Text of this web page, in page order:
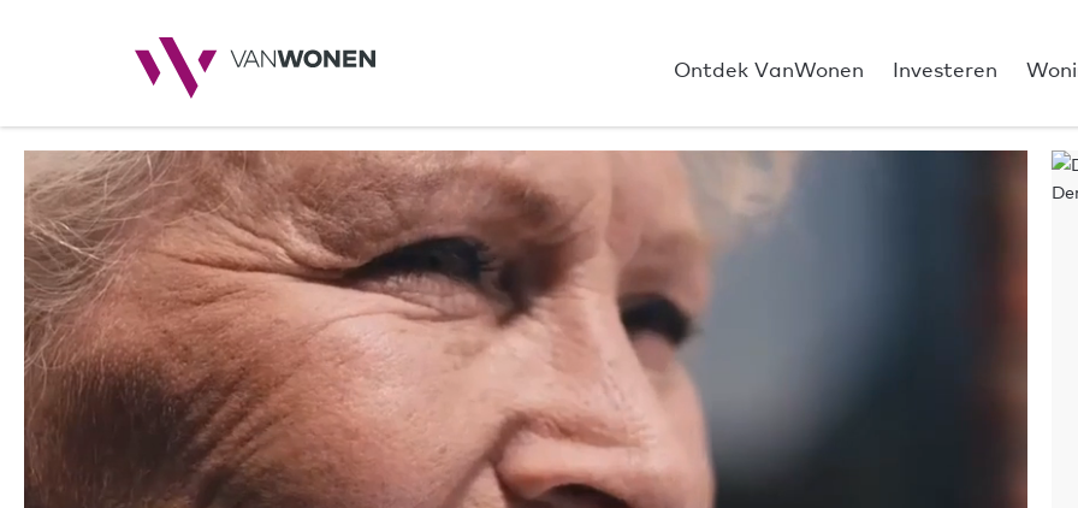
Ontdek VanWonen Investeren